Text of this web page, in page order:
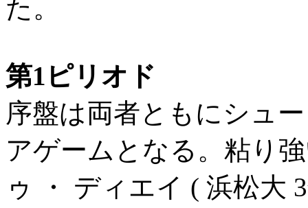
た。
第1ピリオド
序盤は両者ともにシュ
アゲームとなる。粘り
ゥ ・ ディエイ ( 浜松大